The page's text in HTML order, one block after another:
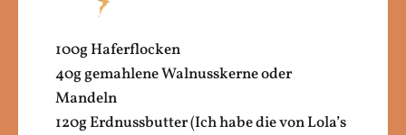
100g Haferflocken
40g gemahlene Walnusskerne oder
Mandeln
120g Erdnussbutter (Ich habe die von Lola’s